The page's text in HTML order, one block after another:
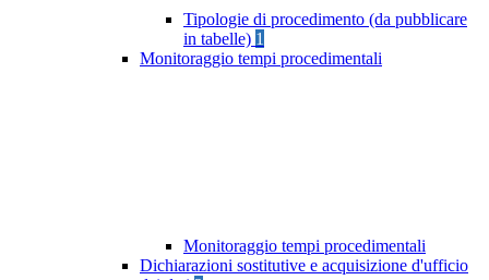
Tipologie di procedimento (da pubblicare
in tabelle) 1
Monitoraggio tempi procedimentali
Monitoraggio tempi procedimentali
Dichiarazioni sostitutive e acquisizione d'ufficio